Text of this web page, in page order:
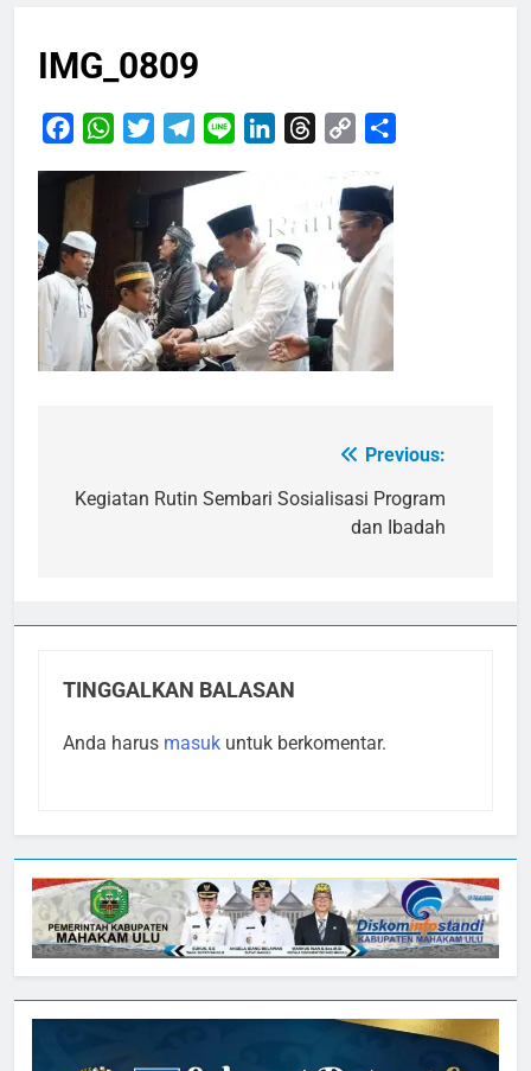
IMG_0809
FacebookWhatsApp
TwitterTelegram
Line LinkedInThreads
Copy
pos
Previous:
Kegiatan Rutin Sembari Sosialisasi Program
dan Ibadah
TINGGALKAN BALASAN
Anda harus masuk untuk berkomentar.